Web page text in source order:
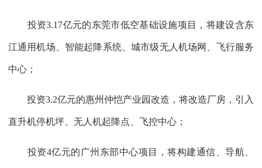
投资3.17亿元的东莞市低空基础设施项目，将建设含东
江通用机场、智能起降系统、城市级无人机场网、飞行服务
中心；
投资3.2亿元的惠州仲恺产业园改造，将改造厂房，引入
直升机停机坪、无人机起降点、飞控中心；
投资4亿元的广州东部中心项目，将构建通信、导航、